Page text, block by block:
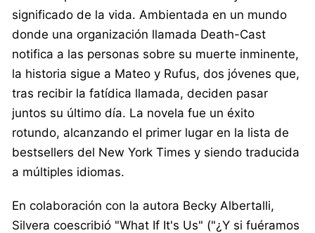
significado de la vida. Ambientada en un mundo
donde una organización llamada Death-Cast
notifica a las personas sobre su muerte inminente,
la historia sigue a Mateo y Rufus, dos jóvenes que,
tras recibir la fatídica llamada, deciden pasar
juntos su último día. La novela fue un éxito
rotundo, alcanzando el primer lugar en la lista de
bestsellers del New York Times y siendo traducida
a múltiples idiomas.
En colaboración con la autora Becky Albertalli,
Silvera coescribió "What If It's Us" ("¿Y si fuéramos